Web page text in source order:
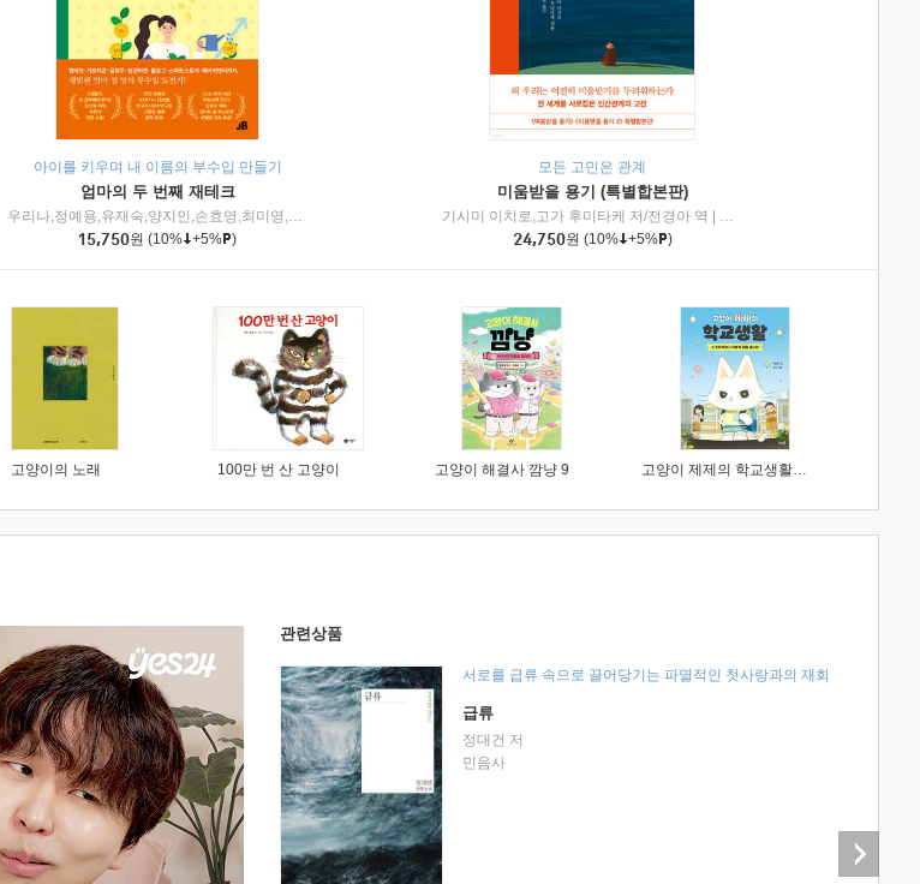
아이를 키우며 내 이름의 부수입 만들기
엄마의 두 번째 재테크
우리나,정예용,유재숙,양지인,손효영,최미영,조민주,이진현,차미숙,서미숙 저 | 제이브리즈북스
15,750원 (10% +5% )
모든 고민은 관계
미움받을 용기 (특별합본판)
기시미 이치로,고가 후미타케 저/전경아 역
인플루엔셜
24,750원 (10% +5% )
고양이의 노래 100만 번 산 고양이 고양이 해결사 깜냥 9 고양이 제제의 학교생활 1 : 초등학생이 이렇게 힘들 줄이야
관련상품
서로를 급류 속으로 끌어당기는 파멸적인 첫사랑과의 재회
급류
정대건 저
민음사